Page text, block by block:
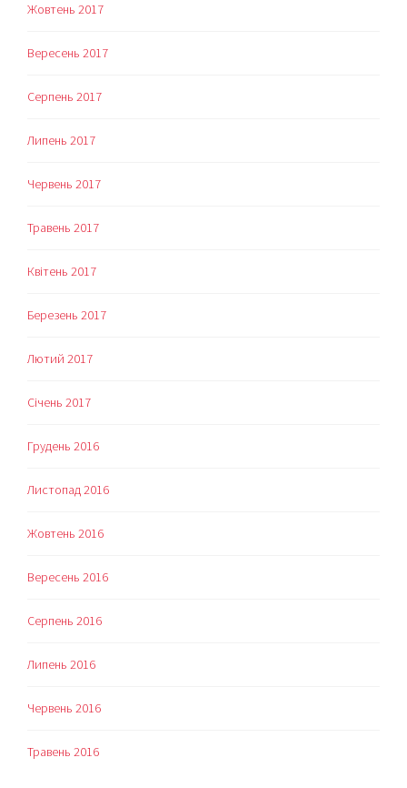
Жовтень 2017
Вересень 2017
Серпень 2017
Липень 2017
Червень 2017
Травень 2017
Квітень 2017
Березень 2017
Лютий 2017
Січень 2017
Грудень 2016
Листопад 2016
Жовтень 2016
Вересень 2016
Серпень 2016
Липень 2016
Червень 2016
Травень 2016